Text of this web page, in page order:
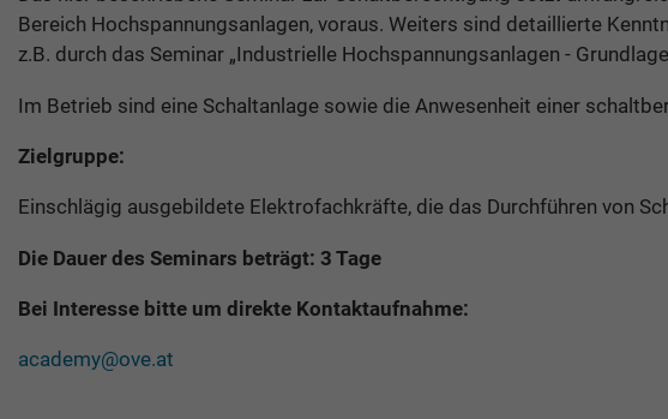
Bereich Hochspannungsanlagen, voraus. Weiters sind detaillierte
z.B. durch das Seminar „Industrielle Hochspannungsanlagen -
Im Betrieb sind eine Schaltanlage sowie die Anwesenheit einer
Zielgruppe:
Einschlägig ausgebildete Elektrofachkräfte, die das Durchführen von
Die Dauer des Seminars beträgt: 3 Tage
Bei Interesse bitte um direkte Kontaktaufnahme:
academy@ove.at